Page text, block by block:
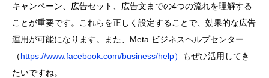
キャンペーン、広告セット、広告文までの4つの流れを理解する
ことが重要です。これらを正しく設定することで、効果的な広告
運用が可能になります。また、Meta ビジネスヘルプセンター
（https://www.facebook.com/business/help）
もぜひ活用してき
たいですね。